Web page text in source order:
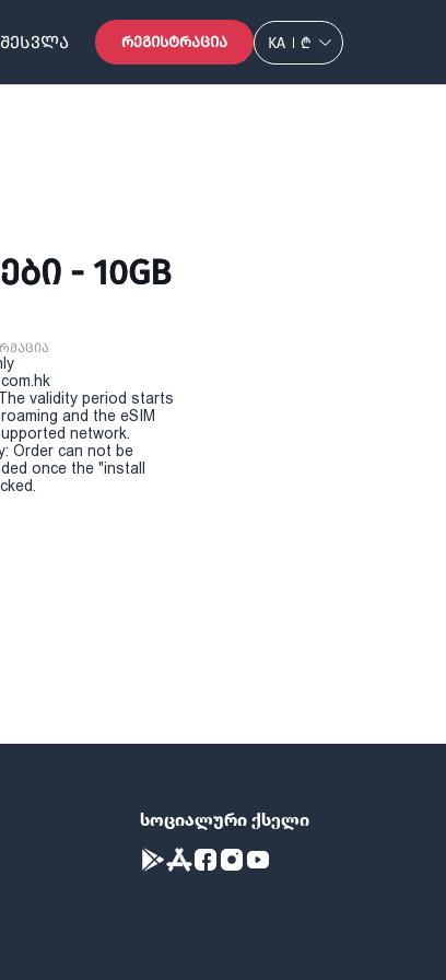
ᲨᲔᲡᲕᲚᲐ ᲠᲔᲒᲘᲡᲢᲠᲐᲪᲘᲐ KA ₾
- 10GB
validity period starts
and the eSIM
network.
Order can not be
once the "install
სოციალური ქსელი